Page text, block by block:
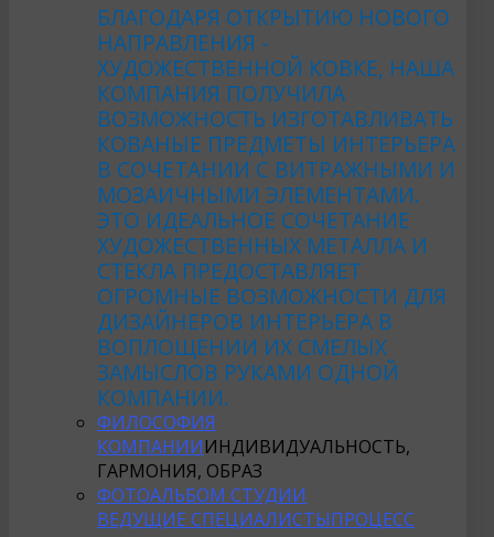
БЛАГОДАРЯ ОТКРЫТИЮ НОВОГО
НАПРАВЛЕНИЯ -
ХУДОЖЕСТВЕННОЙ КОВКЕ, НАША
КОМПАНИЯ ПОЛУЧИЛА
ВОЗМОЖНОСТЬ ИЗГОТАВЛИВАТЬ
КОВАНЫЕ ПРЕДМЕТЫ ИНТЕРЬЕРА
В СОЧЕТАНИИ С ВИТРАЖНЫМИ И
МОЗАИЧНЫМИ ЭЛЕМЕНТАМИ.
ЭТО ИДЕАЛЬНОЕ СОЧЕТАНИЕ
ХУДОЖЕСТВЕННЫХ МЕТАЛЛА И
СТЕКЛА ПРЕДОСТАВЛЯЕТ
ОГРОМНЫЕ ВОЗМОЖНОСТИ ДЛЯ
ДИЗАЙНЕРОВ ИНТЕРЬЕРА В
ВОПЛОЩЕНИИ ИХ СМЕЛЫХ
ЗАМЫСЛОВ РУКАМИ ОДНОЙ
КОМПАНИИ.
ФИЛОСОФИЯ
КОМПАНИИИНДИВИДУАЛЬНОСТЬ,
ГАРМОНИЯ, ОБРАЗ
ФОТОАЛЬБОМ СТУДИИ
ВЕДУЩИЕ СПЕЦИАЛИСТЫПРОЦЕСС